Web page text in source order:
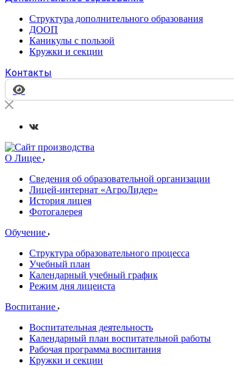
Структура дополнительного образования
ДООП
Каникулы с пользой
Кружки и секции
Контакты
О Лицее
Сведения об образовательной организации
Лицей-интернат «АгроЛидер»
История лицея
Фотогалерея
Обучение
Структура образовательного процесса
Учебный план
Календарный учебный график
Режим дня лицеиста
Воспитание
Воспитательная деятельность
Календарный план воспитательной работы
Рабочая программа воспитания
Кружки и секции